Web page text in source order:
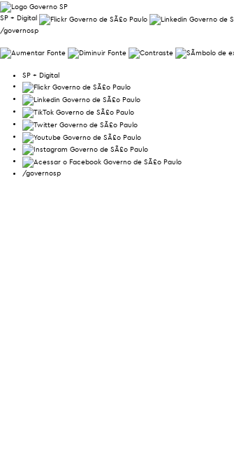
SP + Digital
/governosp
SP + Digital
/governosp